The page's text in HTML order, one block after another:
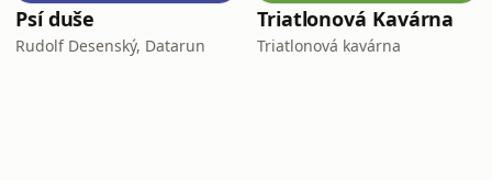
Psí duše
Rudolf Desenský, Datarun
Triatlonová Kavárna
Triatlonová kavárna